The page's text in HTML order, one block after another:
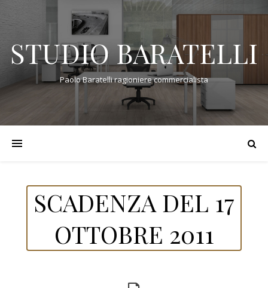
STUDIO BARATELLI
Paolo Baratelli ragioniere commercialista
SCADENZA DEL 17
OTTOBRE 2011